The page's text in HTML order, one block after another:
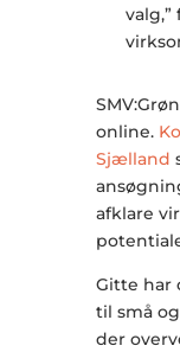
online.
Sjælland
afklare
Gitte har
til små
der